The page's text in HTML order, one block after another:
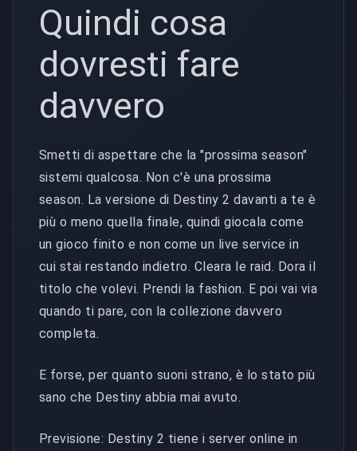
Quindi cosa
dovresti fare
davvero
Smetti di aspettare che la "prossima season"
sistemi qualcosa. Non c'è una prossima
season. La versione di Destiny 2 davanti a te è
più o meno quella finale, quindi giocala come
un gioco finito e non come un live service in
cui stai restando indietro. Cleara le raid. Dora il
titolo che volevi. Prendi la fashion. E poi vai via
quando ti pare, con la collezione davvero
completa.
E forse, per quanto suoni strano, è lo stato più
sano che Destiny abbia mai avuto.
Previsione: Destiny 2 tiene i server online in